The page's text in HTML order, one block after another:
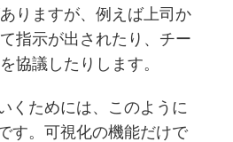
りますが、例えば上司か
指示が出されたり、チー
協議したりします。
くためには、このように
す。可視化の機能だけで